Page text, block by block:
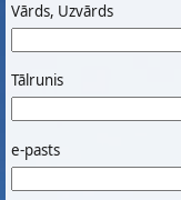
Vārds, Uzvārds
Tālrunis
e-pasts